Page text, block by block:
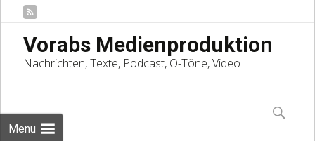
Vorabs Medienproduktion
Nachrichten, Texte, Podcast, O-Töne, Video
Menu
to
content
Suchen
nach: